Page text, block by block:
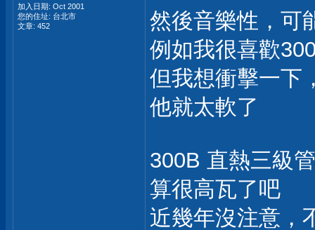
加入日期: Oct 2001
您的住址: 台北市
文章: 452
然後音樂性，可
例如我很喜歡
但我想衝擊一下
他就太軟了
300B 直熱三級
算很高瓦了吧
近幾年沒注意，